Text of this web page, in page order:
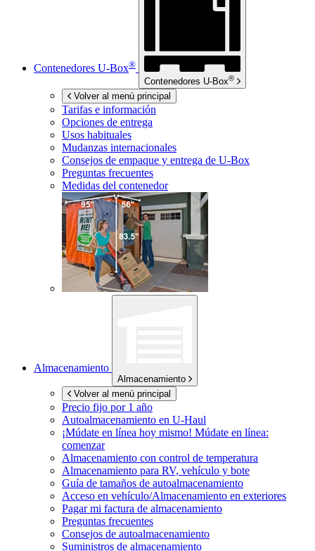
Contenedores U-Box®
Contenedores U-Box®
Volver al menú principal
Tarifas e información
Opciones de entrega
Usos habituales
Mudanzas internacionales
Consejos de empaque y entrega de U-Box
Preguntas frecuentes
Medidas del contenedor
Almacenamiento
Almacenamiento
Volver al menú principal
Precio fijo por 1 año
Autoalmacenamiento en U-Haul
¡Múdate en línea hoy mismo! Múdate en línea:
comenzar
Almacenamiento con control de temperatura
Almacenamiento para RV, vehículo y bote
Guía de tamaños de autoalmacenamiento
Acceso en vehículo/Almacenamiento en exteriores
Pagar mi factura de almacenamiento
Preguntas frecuentes
Consejos de autoalmacenamiento
Suministros de almacenamiento